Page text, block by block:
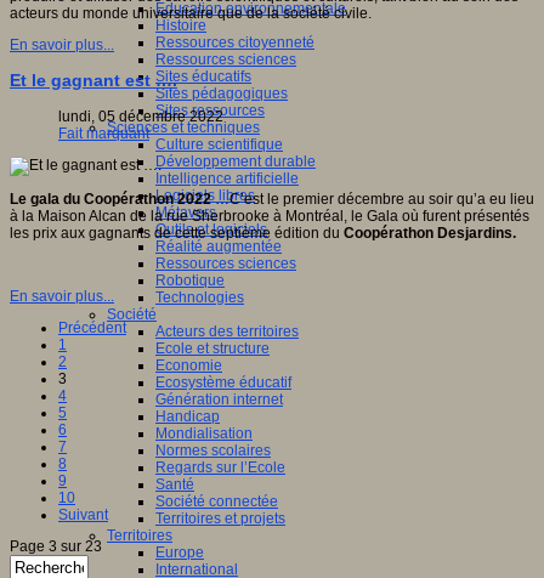
Education environnementale
Histoire
Ressources citoyenneté
Ressources sciences
Sites éducatifs
Sites pédagogiques
Sites ressources
Sciences et techniques
Culture scientifique
Développement durable
Intelligence artificielle
Logiciels libres
Métavers
Outils et logiciels
Réalité augmentée
Ressources sciences
Robotique
Technologies
Société
Acteurs des territoires
Ecole et structure
Economie
Ecosystème éducatif
Génération internet
Handicap
Mondialisation
Normes scolaires
Regards sur l’Ecole
Santé
Société connectée
Territoires et projets
Territoires
Europe
International
acteurs du monde universitaire que de la société civile.
En savoir plus...
Et le gagnant est ….
lundi, 05 décembre 2022
Fait marquant
Le gala du Coopérathon 2022…C’est le premier décembre au soir qu’a eu lieu
à la Maison Alcan de la rue Sherbrooke à Montréal, le Gala où furent présentés
les prix aux gagnants de cette septième édition du Coopérathon Desjardins.
En savoir plus...
Précédent
1
2
3
4
5
6
7
8
9
10
Suivant
Page 3 sur 23